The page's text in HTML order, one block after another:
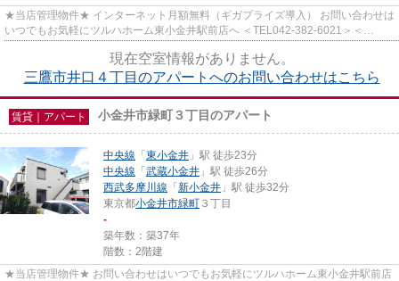
★当店管理物件★ インターネット月額無料（ギガプライズ導入） お問い合わせは
いつでもお気軽にツルハホーム東小金井駅前店へ ＜TEL042-382-6021＞＜
現在空室情報がありません。
三鷹市井口４丁目のアパートへのお問い合わせはこちら
賃貸｜アパート 小金井市緑町３丁目のアパート
中央線 「 東小金井 」駅 徒歩23分
中央線 「 武蔵小金井 」駅 徒歩26分
西武多摩川線 「 新小金井 」駅 徒歩32分
東京都小金井市緑町 ３丁目
-
築年数：築37年
階数：2階建
★当店管理物件★ お問い合わせはいつでもお気軽にツルハホーム東小金井駅前店